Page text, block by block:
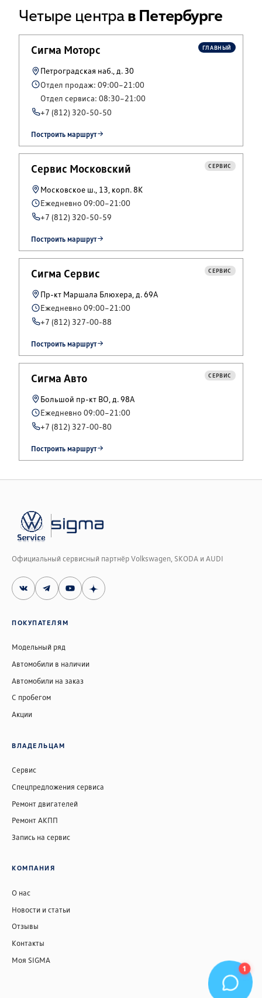
Четыре центрав Петербурге
Сигма Моторс ГЛАВНЫЙ
Петроградская наб., д. 30
Отдел продаж: 09:00–21:00
Отдел сервиса: 08:30–21:00
+7 (812) 320-50-50
Построить маршрут
Сервис Московский СЕРВИС
Московское ш., 13, корп. 8К
Ежедневно 09:00–21:00
+7 (812) 320-50-59
Построить маршрут
Сигма Сервис СЕРВИС
Пр-кт Маршала Блюхера, д. 69А
Ежедневно 09:00–21:00
+7 (812) 327-00-88
Построить маршрут
Сигма Авто СЕРВИС
Большой пр-кт ВО, д. 98А
Ежедневно 09:00–21:00
+7 (812) 327-00-80
Построить маршрут
Официальный сервисный партнёр Volkswagen, SKODA и AUDI
ПОКУПАТЕЛЯМ
Модельный ряд
Автомобили в наличии
Автомобили на заказ
С пробегом
Акции
ВЛАДЕЛЬЦАМ
Сервис
Спецпредложения сервиса
Ремонт двигателей
Ремонт АКПП
Запись на сервис
КОМПАНИЯ
О нас
Новости и статьи
Отзывы
Контакты
Моя SIGMA